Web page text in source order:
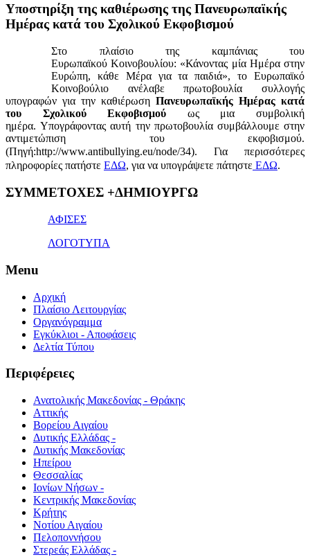
Yποστηρίξη της καθιέρωσης της Πανευρωπαϊκής
Ημέρας κατά του Σχολικού Εκφοβισμού
Στο πλαίσιο της καμπάνιας του
Ευρωπαϊκού Κοινοβουλίου: «Κάνοντας μία Ημέρα στην
Ευρώπη, κάθε Μέρα για τα παιδιά», το Ευρωπαϊκό
Κοινοβούλιο ανέλαβε πρωτοβουλία συλλογής
υπογραφών για την καθιέρωση Πανευρωπαϊκής Ημέρας κατά
του Σχολικού Εκφοβισμού ως μια συμβολική
ημέρα. Υπογράφοντας αυτή την πρωτοβουλία συμβάλλουμε στην
αντιμετώπιση του εκφοβισμού.
(Πηγή:http://www.antibullying.eu/node/34). Για περισσότερες
πληροφορίες πατήστε ΕΔΩ, για να υπογράψετε πάτηστε ΕΔΩ.
1x
ΣΥΜΜΕΤΟΧΕΣ +ΔΗΜΙΟΥΡΓΩ
ΑΦΙΣΕΣ
ΛΟΓΟΤΥΠΑ
Menu
Αρχική
Πλαίσιο Λειτουργίας
Οργανόγραμμα
Εγκύκλιοι - Αποφάσεις
Δελτία Τύπου
Περιφέρειες
Ανατολικής Μακεδονίας - Θράκης
Αττικής
Βορείου Αιγαίου
Δυτικής Ελλάδας -
Δυτικής Μακεδονίας
Ηπείρου
Θεσσαλίας
Ιονίων Νήσων -
Κεντρικής Μακεδονίας
Κρήτης
Νοτίου Αιγαίου
Πελοποννήσου
Στερεάς Ελλάδας -